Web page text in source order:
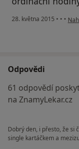
28. května 2015 • • •
Odpovědi
61 odpovědí
na ZnamyLekar.cz
Dobrý den, i přesto, že si
single kartáčkem a